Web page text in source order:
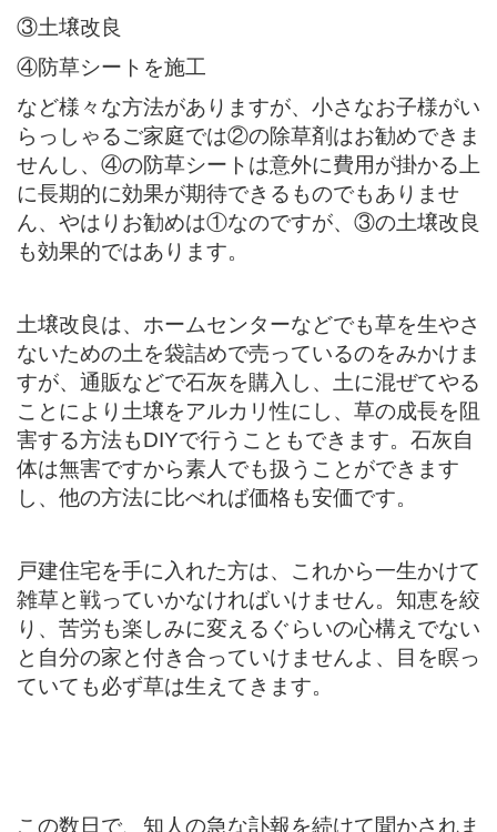
③土壌改良
④防草シートを施工
など様々な方法がありますが、小さなお子様がい
らっしゃるご家庭では②の除草剤はお勧めできま
せんし、④の防草シートは意外に費用が掛かる上
に長期的に効果が期待できるものでもありませ
ん、やはりお勧めは①なのですが、③の土壌改良
も効果的ではあります。
土壌改良は、ホームセンターなどでも草を生やさ
ないための土を袋詰めで売っているのをみかけま
すが、通販などで石灰を購入し、土に混ぜてやる
ことにより土壌をアルカリ性にし、草の成長を阻
害する方法もDIYで行うこともできます。石灰自
体は無害ですから素人でも扱うことができます
し、他の方法に比べれば価格も安価です。
戸建住宅を手に入れた方は、これから一生かけて
雑草と戦っていかなければいけません。知恵を絞
り、苦労も楽しみに変えるぐらいの心構えでない
と自分の家と付き合っていけませんよ、目を瞑っ
ていても必ず草は生えてきます。
この数日で、知人の急な訃報を続けて聞かされま